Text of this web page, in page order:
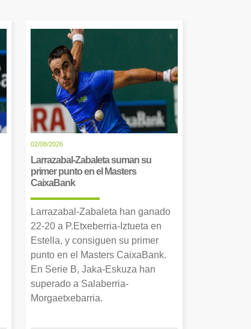
02/08/2026
Larrazabal-Zabaleta suman su
primer punto en el Masters
CaixaBank
Larrazabal-Zabaleta han ganado
22-20 a P.Etxeberria-Iztueta en
Estella, y consiguen su primer
punto en el Masters CaixaBank.
En Serie B, Jaka-Eskuza han
superado a Salaberria-
Morgaetxebarria.